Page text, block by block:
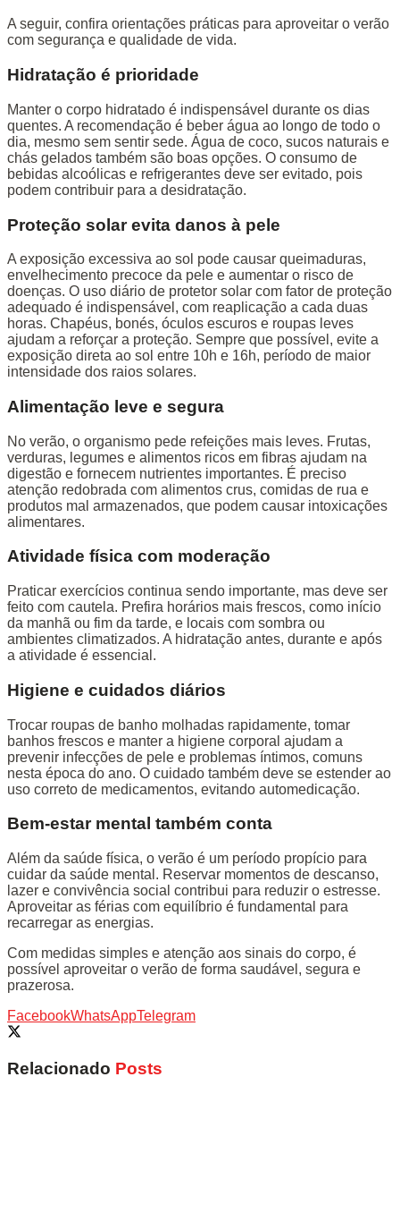
A seguir, confira orientações práticas para aproveitar o verão
com segurança e qualidade de vida.
Hidratação é prioridade
Manter o corpo hidratado é indispensável durante os dias
quentes. A recomendação é beber água ao longo de todo o
dia, mesmo sem sentir sede. Água de coco, sucos naturais e
chás gelados também são boas opções. O consumo de
bebidas alcoólicas e refrigerantes deve ser evitado, pois
podem contribuir para a desidratação.
Proteção solar evita danos à pele
A exposição excessiva ao sol pode causar queimaduras,
envelhecimento precoce da pele e aumentar o risco de
doenças. O uso diário de protetor solar com fator de proteção
adequado é indispensável, com reaplicação a cada duas
horas. Chapéus, bonés, óculos escuros e roupas leves
ajudam a reforçar a proteção. Sempre que possível, evite a
exposição direta ao sol entre 10h e 16h, período de maior
intensidade dos raios solares.
Alimentação leve e segura
No verão, o organismo pede refeições mais leves. Frutas,
verduras, legumes e alimentos ricos em fibras ajudam na
digestão e fornecem nutrientes importantes. É preciso
atenção redobrada com alimentos crus, comidas de rua e
produtos mal armazenados, que podem causar intoxicações
alimentares.
Atividade física com moderação
Praticar exercícios continua sendo importante, mas deve ser
feito com cautela. Prefira horários mais frescos, como início
da manhã ou fim da tarde, e locais com sombra ou
ambientes climatizados. A hidratação antes, durante e após
a atividade é essencial.
Higiene e cuidados diários
Trocar roupas de banho molhadas rapidamente, tomar
banhos frescos e manter a higiene corporal ajudam a
prevenir infecções de pele e problemas íntimos, comuns
nesta época do ano. O cuidado também deve se estender ao
uso correto de medicamentos, evitando automedicação.
Bem-estar mental também conta
Além da saúde física, o verão é um período propício para
cuidar da saúde mental. Reservar momentos de descanso,
lazer e convivência social contribui para reduzir o estresse.
Aproveitar as férias com equilíbrio é fundamental para
recarregar as energias.
Com medidas simples e atenção aos sinais do corpo, é
possível aproveitar o verão de forma saudável, segura e
prazerosa.
FacebookWhatsAppTelegram
Relacionado Posts